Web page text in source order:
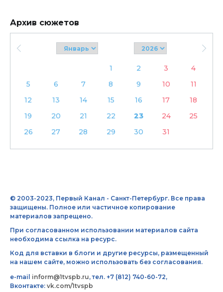
Архив сюжетов
1 2 3
4
5
6 7 8 9 10
11
12
13 14 15 16 17
18
19
20 21 22 23 24
25
26
27 28 29 30 31
© 2003-2023, Первый Канал - Санкт-Петербург. Все права
защищены. Полное или частичное копирование
материалов запрещено.
При согласованном использовании материалов сайта
необходима ссылка на ресурс.
Код для вставки в блоги и другие ресурсы, размещенный
на нашем сайте, можно использовать без согласования.
e-mail inform@1tvspb.ru, тел. +7 (812) 740-60-72,
Вконтакте: vk.com/1tvspb